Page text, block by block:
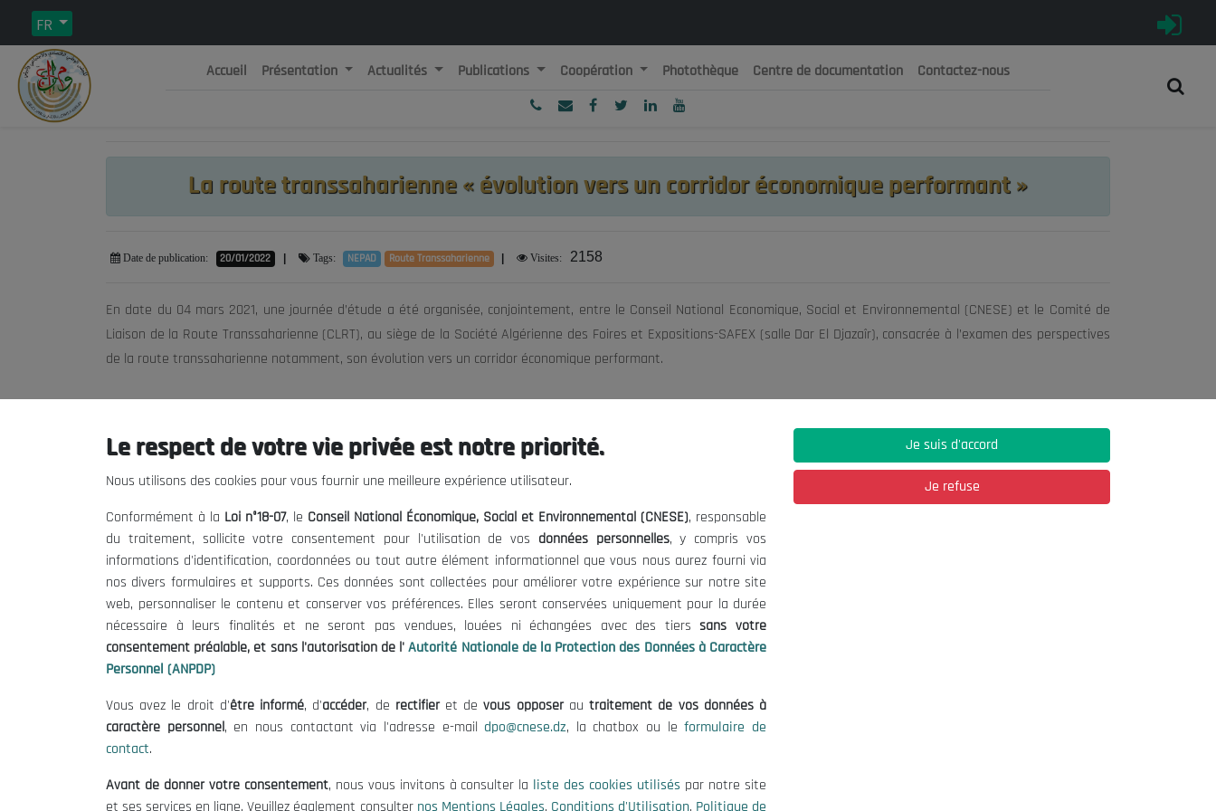
FR
République Algérienne Démocratique et Populaire الجزائرية الديمقراطية الشعبية
Accueil Présentation Actualités Publications Coopération Photothèque Centre de documentation Contactez-nous
La route transsaharienne « évolution vers un corridor économique performant »
Date de publication: 20/01/2022 Tags: NEPAD Route Transsaharienne Visites: 2158
En date du 04 mars 2021, une journée d’étude a été organisée, conjointement, entre le Conseil National Economique, Social et Environnemental (CNESE) et le Comité de
Liaison de la Route Transsaharienne (CLRT), au siège de la Société Algérienne des Foires et Expositions-SAFEX (salle Dar El Djazaîr), consacrée à l’examen des perspectives
de la route transsaharienne notamment, son évolution vers un corridor économique performant.
Le CNESE
Le président
Organisation
Publications
Informations utiles
Appels d'offres et Consultations
Mentions Légales
Conditions d'Utilisation
Politique de Protection des Données
Politique des Cookies
Nous Contacter
(+213) 021 98 01 00|01|02
contact@cnese.dz
Suggestions ou Initiatives ?
Newsletter
Inscrivez-vous, soyez le premier à découvrir
nos dernières nouvelles.
Adresse
Le respect de votre vie privée est notre priorité.
Nous utilisons des cookies pour vous fournir une meilleure expérience utilisateur.
Conformément à la Loi n°18-07, le Conseil National Économique, Social et Environnemental (CNESE), responsable
du traitement, sollicite votre consentement pour l'utilisation de vos données personnelles, y compris vos
informations d'identification, coordonnées ou tout autre élément informationnel que vous nous aurez fourni via
nos divers formulaires et supports. Ces données sont collectées pour améliorer votre expérience sur notre site
web, personnaliser le contenu et conserver vos préférences. Elles seront conservées uniquement pour la durée
nécessaire à leurs finalités et ne seront pas vendues, louées ni échangées avec des tierssans votre
consentement préalable, et sans l'autorisation de l' Autorité Nationale de la Protection des Données à Caractère
Personnel (ANPDP)
Vous avez le droit d'être informé, d'accéder, de rectifieret devous opposerautraitement de vos données à
caractère personnel, en nous contactant via l'adresse e-mail dpo@cnese.dz, la chatbox ou leformulaire de
contact.
Avant de donner votre consentement, nous vous invitons à consulter la liste des cookies utilisés par notre site
et ses services en ligne. Veuillez également consulter nos Mentions Légales, Conditions d'Utilisation, Politique de
Je suis d'accord
Je refuse